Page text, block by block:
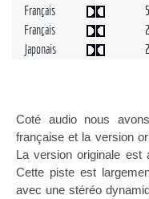
Français
Français
Japonais
Coté audio nous
française et la version
La version originale est
Cette piste est
avec une stéréo